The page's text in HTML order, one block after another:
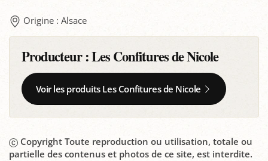
Origine : Alsace
Producteur :Les Confitures de Nicole
Voir les produits Les Confitures de Nicole
Copyright Toute reproduction ou utilisation, totale ou
partielle des contenus et photos de ce site, est interdite.